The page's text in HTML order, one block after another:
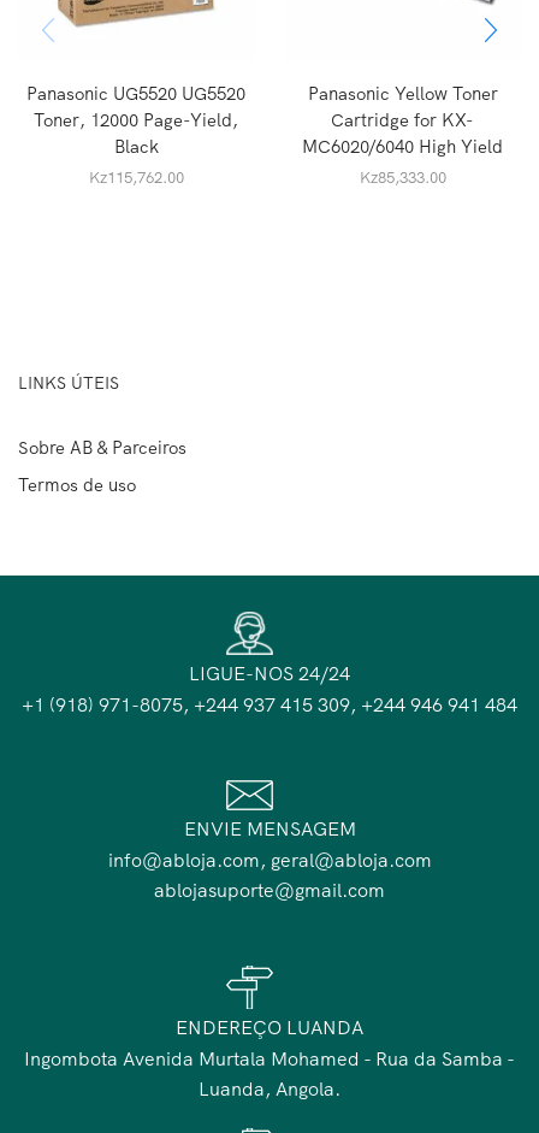
Panasonic UG5520 UG5520
Toner, 12000 Page-Yield,
Black
Kz115,762.00
Panasonic Yellow Toner
Cartridge for KX-
MC6020/6040 High Yield
Kz85,333.00
LINKS ÚTEIS
Sobre AB & Parceiros
Termos de uso
LIGUE-NOS 24/24
+1 (918) 971-8075, +244 937 415 309, +244 946 941 484
ENVIE MENSAGEM
info@abloja.com, geral@abloja.com
ablojasuporte@gmail.com
ENDEREÇO LUANDA
Ingombota Avenida Murtala Mohamed - Rua da Samba -
Luanda, Angola.